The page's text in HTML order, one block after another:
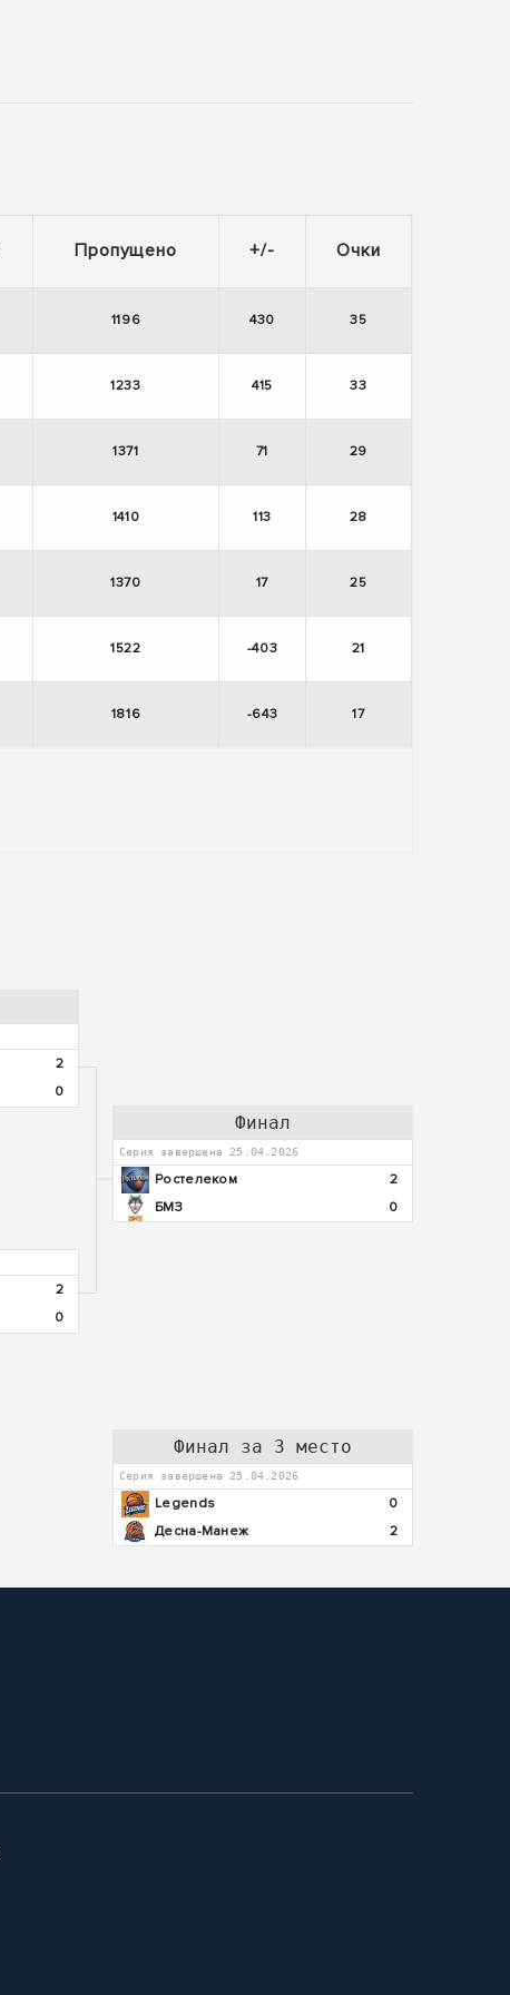
Пропущено +/- Очки
1196 430 35
1233 415 33
1371 71 29
1410 113 28
1370 17 25
1522 -403 21
1816 -643 17
2
0
2
0
Финал
Серия завершена 25.04.2026
Ростелеком
2
БМЗ
0
Финал за 3 место
Серия завершена 25.04.2026
Legends
0
Десна-Манеж
2